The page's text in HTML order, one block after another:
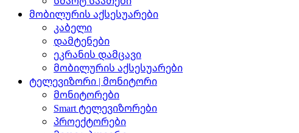
მობილურის აქსესუარები
კაბელი
დამტენები
ეკრანის დამცავი
მობილურის აქსესუარები
ტელევიზორი | მონიტორი
მონიტორები
Smart ტელევიზორები
პროექტორები